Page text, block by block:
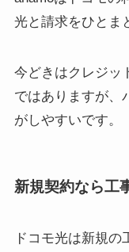
光と請求をひとま
今どきはクレジッ
ではありますが、
がしやすいです。
新規契約なら工
ドコモ光は新規